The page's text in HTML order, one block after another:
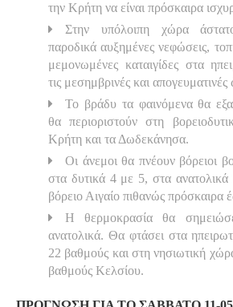
την Κρήτη να είναι πρόσκαιρα
Στην υπόλοιπη χώρα
παροδικά αυξημένες νεφώσεις,
μεμονωμένες καταιγίδες στα
τις μεσημβρινές και απογευματινές
Το βράδυ τα φαινόμενα θα
θα περιοριστούν στη
Κρήτη και τα Δωδεκάνησα.
Οι άνεμοι θα πνέουν βόρειοι
στα δυτικά 4 με 5, στα
βόρειο Αιγαίο πιθανώς πρόσκαιρα
Η θερμοκρασία θα
ανατολικά. Θα φτάσει στα
22 βαθμούς και στη νησιωτική
βαθμούς Κελσίου.